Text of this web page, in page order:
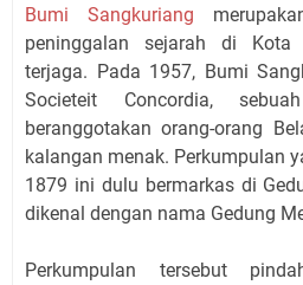
Bumi Sangkuriang
peninggalan sejarah di
terjaga. Pada 1957, Bumi
Societeit Concordia,
beranggotakan orang-orang
kalangan menak. Perkumpulan
1879 ini dulu bermarkas di
dikenal dengan nama Gedung
Perkumpulan tersebut